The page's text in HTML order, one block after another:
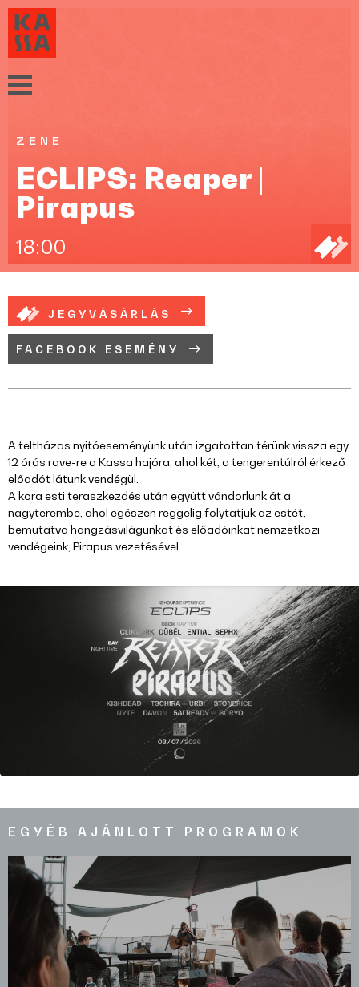
ZENE
ECLIPS: Reaper |
Pirapus
18:00
JEGYVÁSÁRLÁS
FACEBOOK ESEMÉNY
A teltházas nyitóeseményünk után izgatottan térünk vissza egy
12 órás rave-re a Kassa hajóra, ahol két, a tengerentúlról érkező
előadót látunk vendégül.
A kora esti teraszkezdés után együtt vándorlunk át a
nagyterembe, ahol egészen reggelig folytatjuk az estét,
bemutatva hangzásvilágunkat és előadóinkat nemzetközi
vendégeink, Pirapus vezetésével.
EGYÉB AJÁNLOTT PROGRAMOK